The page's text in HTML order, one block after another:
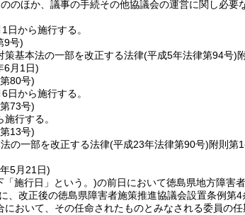
のほか、議事の手続その他協議会の運営に関し必要
日から施行する。
9号)
策基本法の一部を改正する法律(平成5年法律第94号)
6月1日)
80号)
日から施行する。
73号)
行する。
13号)
の一部を改正する法律(平成23年法律第90号)附則第
5月21日)
「施行日」という。)の前日において徳島県地方障害
、改正後の徳島県障害者施策推進協議会設置条例
において、その任命されたものとみなされる委員の